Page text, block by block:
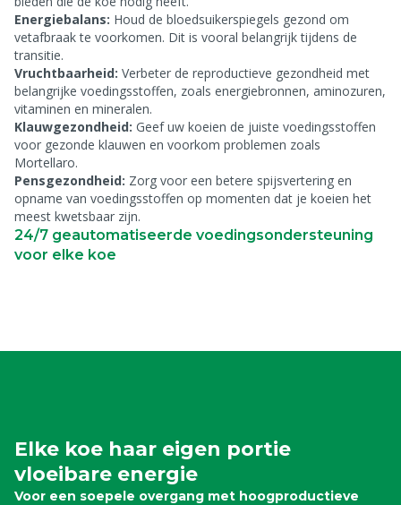
Energiebalans: Houd de bloedsuikerspiegels gezond om
vetafbraak te voorkomen. Dit is vooral belangrijk tijdens de
transitie.
Vruchtbaarheid: Verbeter de reproductieve gezondheid met
belangrijke voedingsstoffen, zoals energiebronnen, aminozuren,
vitaminen en mineralen.
Klauwgezondheid: Geef uw koeien de juiste voedingsstoffen
voor gezonde klauwen en voorkom problemen zoals
Mortellaro.
Pensgezondheid: Zorg voor een betere spijsvertering en
opname van voedingsstoffen op momenten dat je koeien het
meest kwetsbaar zijn.
24/7 geautomatiseerde voedingsondersteuning
voor elke koe
Elke koe haar eigen portie
vloeibare energie
Voor een soepele overgang met hoogproductieve